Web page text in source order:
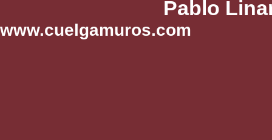
Pablo
www.cuelgamuros.com